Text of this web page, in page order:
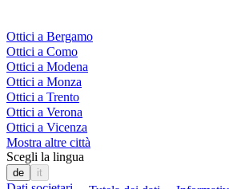
Ottici a Bergamo
Ottici a Como
Ottici a Modena
Ottici a Monza
Ottici a Trento
Ottici a Verona
Ottici a Vicenza
Mostra altre città
Scegli la lingua
de it